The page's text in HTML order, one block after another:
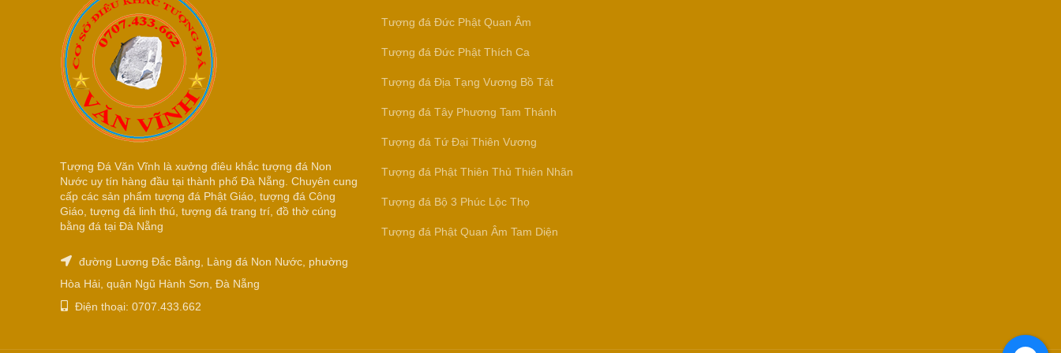
Tượng Đá Văn Vĩnh là xưởng điêu khắc tượng đá Non
Nước uy tín hàng đầu tại thành phố Đà Nẵng. Chuyên cung
cấp các sản phẩm tượng đá Phật Giáo, tượng đá Công
Giáo, tượng đá linh thú, tượng đá trang trí, đồ thờ cúng
bằng đá tại Đà Nẵng
đường Lương Đắc Bằng, Làng đá Non Nước, phường
Hòa Hải, quận Ngũ Hành Sơn, Đà Nẵng
Điện thoại: 0707.433.662
Tượng đá Đức Phật Quan Âm
Tượng đá Đức Phật Thích Ca
Tượng đá Địa Tạng Vương Bồ Tát
Tượng đá Tây Phương Tam Thánh
Tượng đá Tứ Đại Thiên Vương
Tượng đá Phật Thiên Thủ Thiên Nhãn
Tượng đá Bộ 3 Phúc Lộc Thọ
Tượng đá Phật Quan Âm Tam Diện